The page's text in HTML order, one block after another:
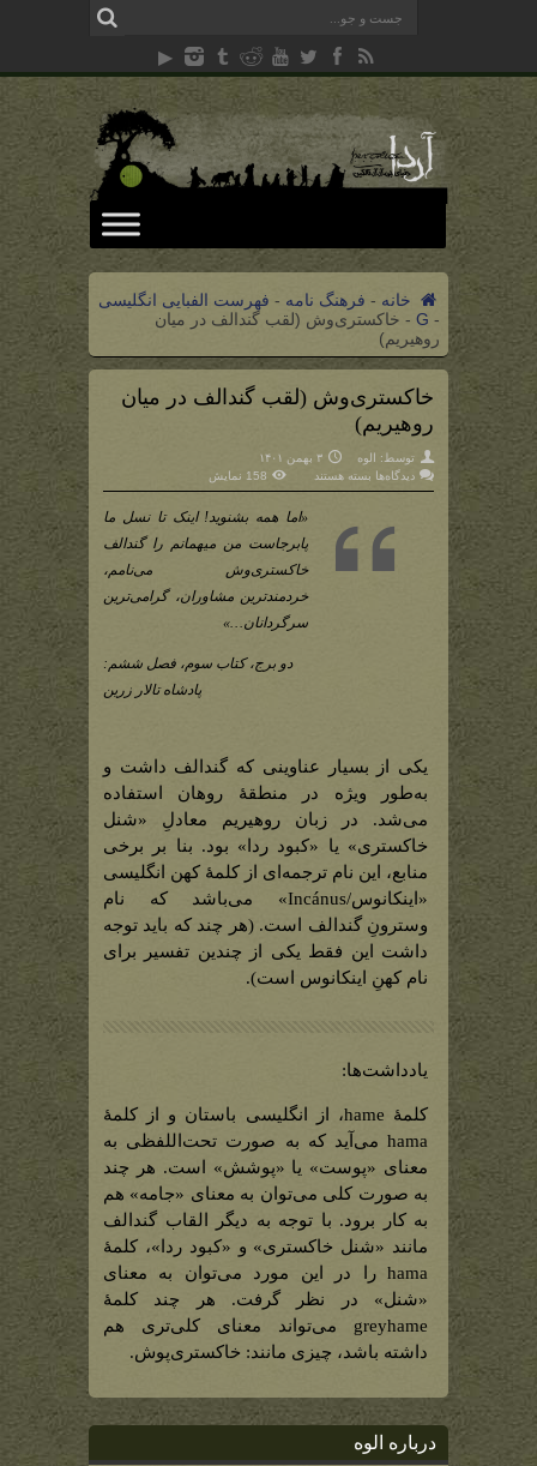
خانه - فرهنگ نامه - فهرست الفبایی انگلیسی
-
G
- خاکستری‌وش (لقب گندالف در میان
روهیریم)
خاکستری‌وش (لقب گندالف در میان
روهیریم)
توسط: الوه
۳ بهمن ۱۴۰۱
دیدگاه‌ها برای
میان
بسته هستند 158 نمایش
«اما همه بشنوید! اینک تا نسل ما
پابرجاست من میهمانم را گندالف
خاکستری‌وش می‌نامم،
خردمندترین مشاوران، گرامی‌ترین
سرگردانان…»
دو برج، کتاب سوم، فصل ششم:
پادشاه تالار زرین
یکی از بسیار عناوینی که گندالف داشت و
به‌طور ویژه در منطقۀ روهان استفاده
می‌شد. در زبان روهیریم معادلِ «شنل
خاکستری» یا «کبود ردا» بود. بنا بر برخی
منابع، این نام ترجمه‌ای از کلمۀ کهن انگلیسی
«اینکانوس/Incánus» می‌باشد که نام
وسترونِ گندالف است. (هر چند که باید توجه
داشت این فقط یکی از چندین تفسیر برای
نام کهنِ اینکانوس است).
یادداشت‌ها:
کلمۀ hame، از انگلیسی باستان و از کلمۀ
hama می‌آید که به صورت تحت‌اللفظی به
معنای «پوست» یا «پوشش» است. هر چند
به صورت کلی می‌توان به معنای «جامه» هم
به کار برود. با توجه به دیگر القاب گندالف
مانند «شنل خاکستری» و «کبود ردا»، کلمۀ
hama را در این مورد می‌توان به معنای
«شنل» در نظر گرفت. هر چند کلمۀ
greyhame می‌تواند معنای کلی‌تری هم
داشته باشد، چیزی مانند: خاکستری‌پوش.
درباره الوه